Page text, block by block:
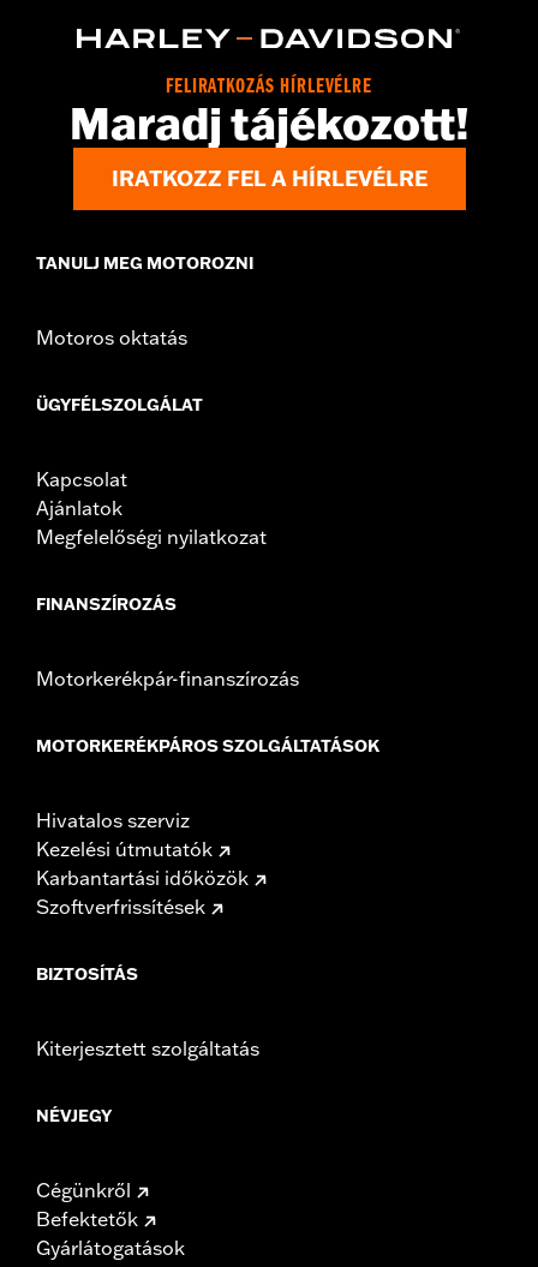
Sold In Units:Each
FELIRATKOZÁS HÍRLEVÉLRE
Maradj tájékozott!
IRATKOZZ FEL A HÍRLEVÉLRE
TANULJ MEG MOTOROZNI
Motoros oktatás
ÜGYFÉLSZOLGÁLAT
Kapcsolat
Ajánlatok
Megfelelőségi nyilatkozat
FINANSZÍROZÁS
Motorkerékpár-finanszírozás
MOTORKERÉKPÁROS SZOLGÁLTATÁSOK
Hivatalos szerviz
Kezelési útmutatók
Karbantartási időközök
Szoftverfrissítések
BIZTOSÍTÁS
Kiterjesztett szolgáltatás
NÉVJEGY
Cégünkről
Befektetők
Gyárlátogatások